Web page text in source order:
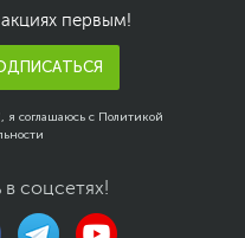
первым!
я соглашаюсь с Политикой
соцсетях!